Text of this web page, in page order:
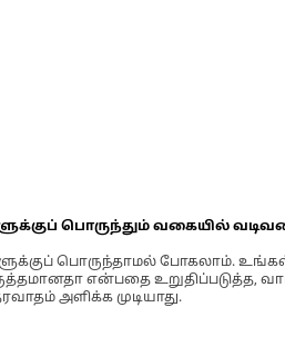
பொருந்தும் வகையில்
பொருந்தாமல் போகலாம்.
என்பதை உறுதிப்படுத்த,
அளிக்க முடியாது.